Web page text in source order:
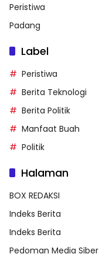
Peristiwa
Padang
Label
Peristiwa
Berita Teknologi
Berita Politik
Manfaat Buah
Politik
Halaman
BOX REDAKSI
Indeks Berita
Indeks Berita
Pedoman Media Siber